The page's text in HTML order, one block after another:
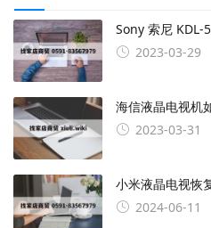
Sony 索尼 KDL-
2023-03-29
海信液晶电视机
2023-03-31
小米液晶电视恢
2024-06-11